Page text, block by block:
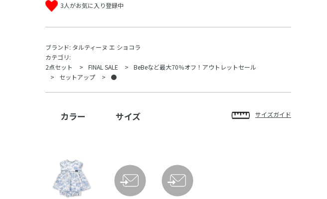
3人がお気に入り登録中
ブランド: タルティーヌ エ ショコラ
カテゴリ:
2点セット
FINAL SALE
BeBeなど最大70％オフ！アウトレットセール
セットアップ
●
カラー サイズ サイズガイド